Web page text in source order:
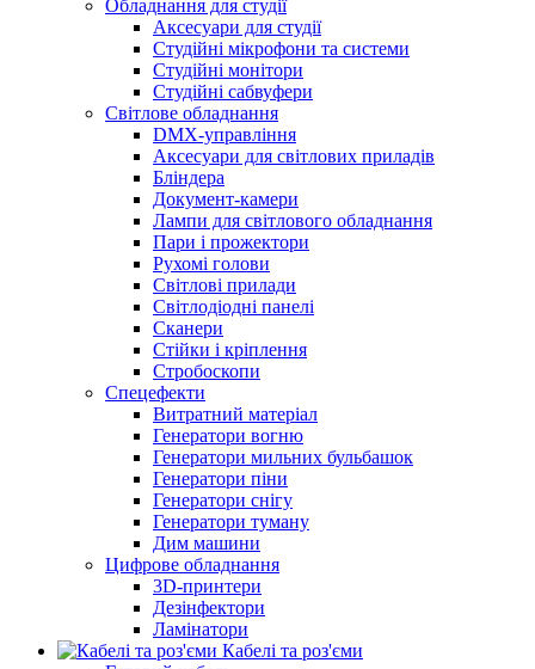
Обладнання для студії
Аксесуари для студії
Студійні мікрофони та системи
Студійні монітори
Студійні сабвуфери
Світлове обладнання
DMX-управління
Аксесуари для світлових приладів
Бліндера
Документ-камери
Лампи для світлового обладнання
Пари і прожектори
Рухомі голови
Світлові прилади
Світлодіодні панелі
Сканери
Стійки і кріплення
Стробоскопи
Спецефекти
Витратний матеріал
Генератори вогню
Генератори мильних бульбашок
Генератори піни
Генератори снігу
Генератори туману
Дим машини
Цифрове обладнання
3D-принтери
Дезінфектори
Ламінатори
Кабелі та роз'єми